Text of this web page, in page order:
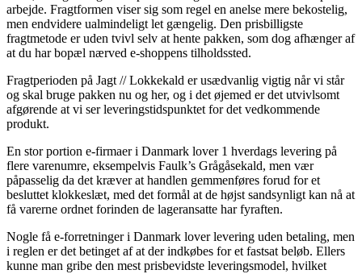
arbejde. Fragtformen viser sig som regel en anelse mere bekostelig,
men endvidere ualmindeligt let gængelig. Den prisbilligste
fragtmetode er uden tvivl selv at hente pakken, som dog afhænger af
at du har bopæl nærved e-shoppens tilholdssted.
Fragtperioden på Jagt // Lokkekald er usædvanlig vigtig når vi står
og skal bruge pakken nu og her, og i det øjemed er det utvivlsomt
afgørende at vi ser leveringstidspunktet for det vedkommende
produkt.
En stor portion e-firmaer i Danmark lover 1 hverdags levering på
flere varenumre, eksempelvis Faulk’s Grågåsekald, men vær
påpasselig da det kræver at handlen gemmenføres forud for et
besluttet klokkeslæt, med det formål at de højst sandsynligt kan nå at
få varerne ordnet forinden de lageransatte har fyraften.
Nogle få e-forretninger i Danmark lover levering uden betaling, men
i reglen er det betinget af at der indkøbes for et fastsat beløb. Ellers
kunne man gribe den mest prisbevidste leveringsmodel, hvilket